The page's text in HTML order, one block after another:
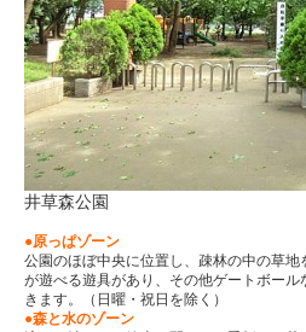
井草森公園
●原っぱゾーン
公園のほぼ中央に位置し、疎林の中の草
が遊べる遊具があり、その他ゲートボー
きます。（日曜・祝日を除く）
●森と水のゾーン